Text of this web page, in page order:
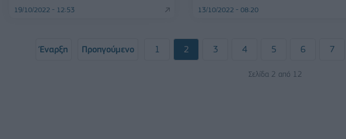
19/10/2022 - 12:53 13/10/2022 - 08:20
Έναρξη Προηγούμενο 1 2 3 4 5 6 7
Σελίδα 2 από 12